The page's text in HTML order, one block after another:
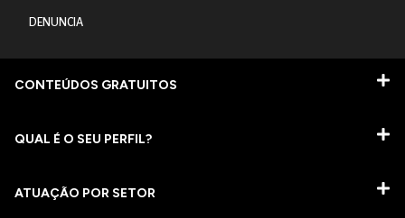
DENUNCIA
CONTEÚDOS GRATUITOS
QUAL É O SEU PERFIL?
ATUAÇÃO POR SETOR